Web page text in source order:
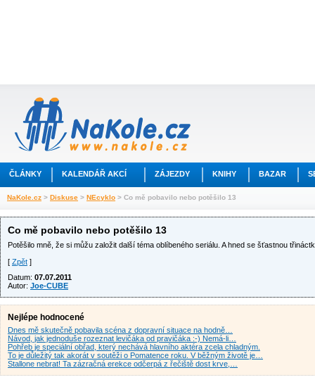
ČLÁNKY KALENDÁŘ AKCÍ ZÁJEZDY KNIHY BAZAR
NaKole.cz > Diskuse > NEcyklo > Co mě pobavilo nebo potěšilo 13
Co mě pobavilo nebo potěšilo 13
Potěšilo mně, že si můžu založit další téma oblíbeného seriálu. A hned se šťastnou
[ Zpět ]
Datum: 07.07.2011
Autor: Joe-CUBE
Nejlépe hodnocené
Dnes mě skutečně pobavila scéna z dopravní situace na hodně…
Návod, jak jednoduše rozeznat levičáka od pravičáka :-) Nemá-li…
Pohřeb je speciální obřad, který nechává hlavního aktéra zcela chladným.
To je důležitý tak akorát v soutěži o Pomatence roku. V běžným životě je…
Stallone nebrat! Ta zázračná erekce odčerpá z řečiště dost krve,…